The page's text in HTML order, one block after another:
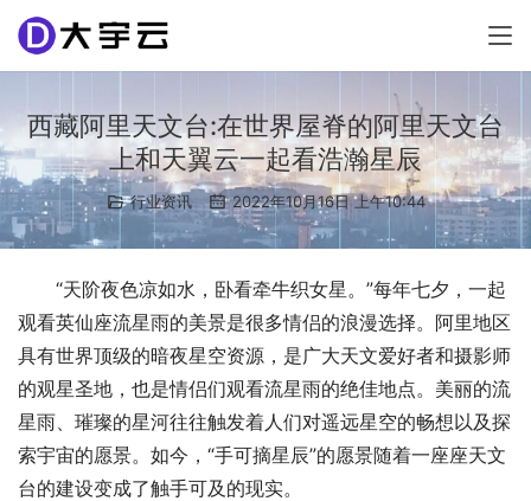
西藏阿里天文台:在世界屋脊的阿里天文台
上和天翼云一起看浩瀚星辰
行业资讯 2022年10月16日 上午10:44
“天阶夜色凉如水，卧看牵牛织女星。”每年七夕，一起
观看英仙座流星雨的美景是很多情侣的浪漫选择。阿里地区
具有世界顶级的暗夜星空资源，是广大天文爱好者和摄影师
的观星圣地，也是情侣们观看流星雨的绝佳地点。美丽的流
星雨、璀璨的星河往往触发着人们对遥远星空的畅想以及探
索宇宙的愿景。如今，“手可摘星辰”的愿景随着一座座天文
台的建设变成了触手可及的现实。